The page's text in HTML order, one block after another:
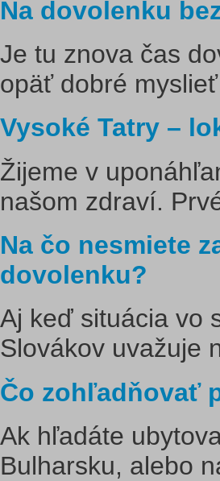
Na dovolenku
Je tu znova čas
opäť dobré
Vysoké Tatry –
Žijeme v
našom zdraví.
Na čo nesmiete
dovolenku?
Aj keď situácia vo
Slovákov uvažuje
Čo zohľadňovať
Ak hľadáte
Bulharsku, alebo